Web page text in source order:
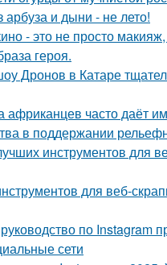
арбуза и дыни - не лето!
- это не просто
героя.
Дронов в Катаре
африканцев часто даёт
в поддержании
инструментов для
для веб-
по Instagram
сети